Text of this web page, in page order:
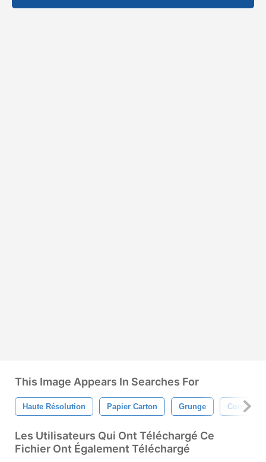
This Image Appears In Searches For
Haute Résolution Papier Carton Grunge Contexte
Les Utilisateurs Qui Ont Téléchargé Ce
Fichier Ont Également Téléchargé